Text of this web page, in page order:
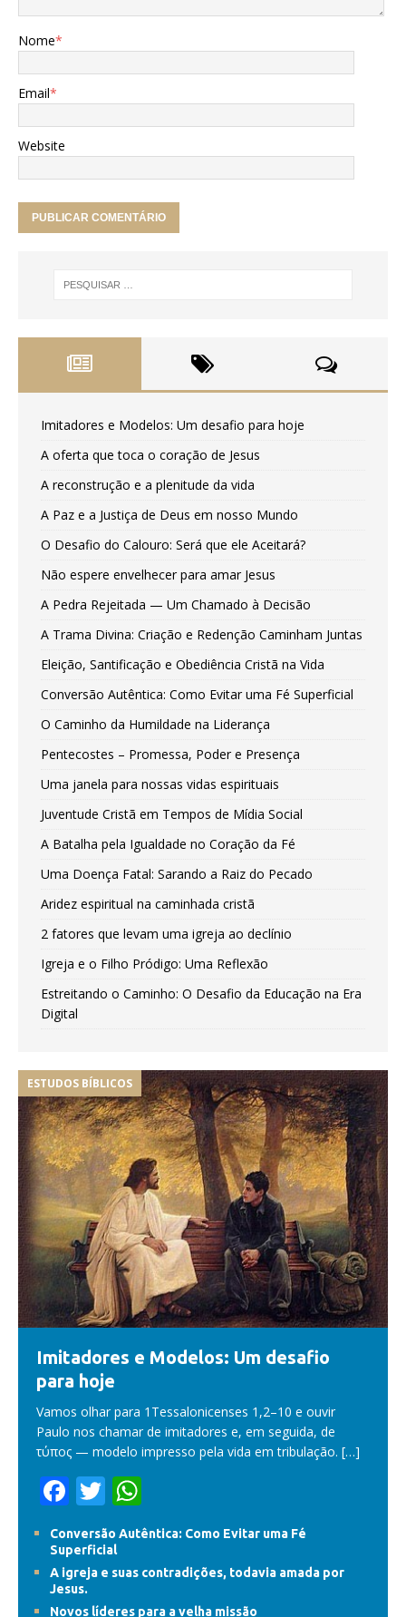
Nome*
Email*
Website
Imitadores e Modelos: Um desafio para hoje
A oferta que toca o coração de Jesus
A reconstrução e a plenitude da vida
A Paz e a Justiça de Deus em nosso Mundo
O Desafio do Calouro: Será que ele Aceitará?
Não espere envelhecer para amar Jesus
A Pedra Rejeitada — Um Chamado à Decisão
A Trama Divina: Criação e Redenção Caminham Juntas
Eleição, Santificação e Obediência Cristã na Vida
Conversão Autêntica: Como Evitar uma Fé Superficial
O Caminho da Humildade na Liderança
Pentecostes – Promessa, Poder e Presença
Uma janela para nossas vidas espirituais
Juventude Cristã em Tempos de Mídia Social
A Batalha pela Igualdade no Coração da Fé
Uma Doença Fatal: Sarando a Raiz do Pecado
Aridez espiritual na caminhada cristã
2 fatores que levam uma igreja ao declínio
Igreja e o Filho Pródigo: Uma Reflexão
Estreitando o Caminho: O Desafio da Educação na Era
Digital
ESTUDOS BÍBLICOS
Imitadores e Modelos: Um desafio
para hoje
Vamos olhar para 1Tessalonicenses 1,2–10 e ouvir
Paulo nos chamar de imitadores e, em seguida, de
τύπος — modelo impresso pela vida em tribulação. […]
F
e
b
o
T
w
itt
er
h
at
s
A
Conversão Autêntica: Como Evitar uma Fé
Superficial
A igreja e suas contradições, todavia amada por
Jesus.
Novos líderes para a velha missão